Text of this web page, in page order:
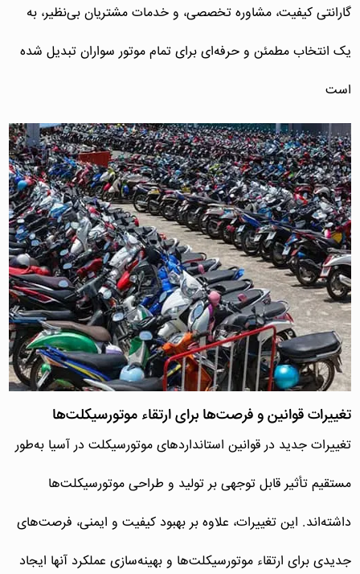
گارانتی کیفیت، مشاوره تخصصی، و خدمات مشتریان بی‌نظیر، به
یک انتخاب مطمئن و حرفه‌ای برای تمام موتور سواران تبدیل شده
است
تغییرات قوانین و فرصت‌ها برای ارتقاء موتورسیکلت‌ها
تغییرات جدید در قوانین استانداردهای موتورسیکلت در آسیا به‌طور
مستقیم تأثیر قابل توجهی بر تولید و طراحی موتورسیکلت‌ها
داشته‌اند. این تغییرات، علاوه بر بهبود کیفیت و ایمنی، فرصت‌های
جدیدی برای ارتقاء موتورسیکلت‌ها و بهینه‌سازی عملکرد آنها ایجاد